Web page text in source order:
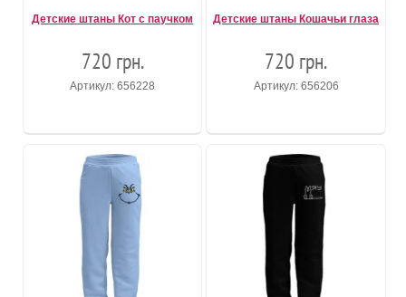
Детские штаны Кот с паучком
720 грн.
Артикул: 656228
Детские штаны Кошачьи глаза
720 грн.
Артикул: 656206